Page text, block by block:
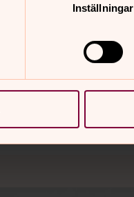
Inställningar